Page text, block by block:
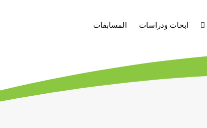
ابحاث ودراسات المسابقات